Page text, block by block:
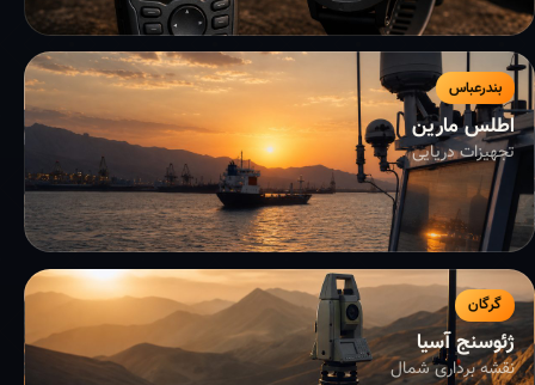
بندرعباس
اطلس مارین
تجهیزات دریایی
گرگان
ژئوسنج آسیا
نقشه برداری شمال